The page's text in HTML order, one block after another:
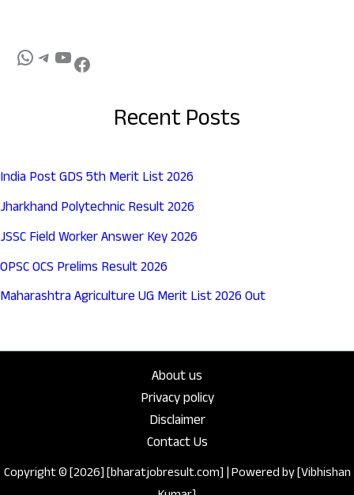
Recent Posts
India Post GDS 5th Merit List 2026
Jharkhand Polytechnic Result 2026
JSSC Field Worker Answer Key 2026
OPSC OCS Prelims Result 2026
Maharashtra Agriculture UG Merit List 2026 Out
About us
Privacy policy
Disclaimer
Contact Us
Copyright © [2026] [bharatjobresult.com] | Powered by [Vibhishan